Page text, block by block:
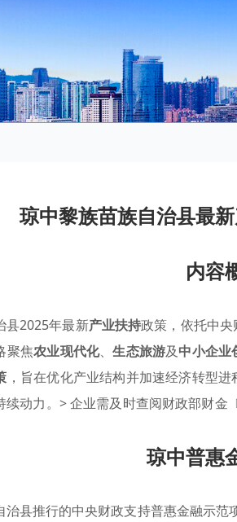
琼中黎族苗族自治县最
内容
县2025年最新产业扶持政策，依托中
聚焦农业现代化、生态旅游及中小企业
，旨在优化产业结构并加速经济转型
续动力。> 企业需及时查阅财政部财
琼中普惠
治县推行的中央财政支持普惠金融示